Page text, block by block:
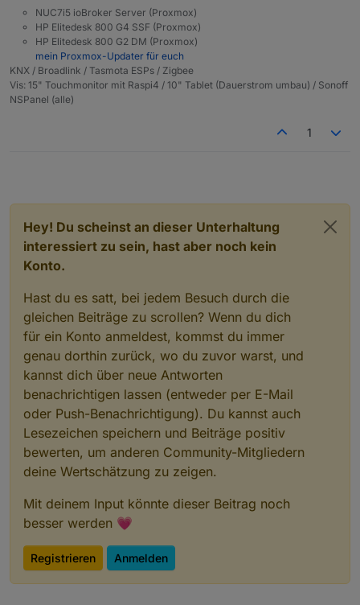
NUC7i5 ioBroker Server (Proxmox)
HP Elitedesk 800 G4 SSF (Proxmox)
HP Elitedesk 800 G2 DM (Proxmox)
mein Proxmox-Updater für euch
KNX / Broadlink / Tasmota ESPs / Zigbee
Vis: 15" Touchmonitor mit Raspi4 / 10" Tablet (Dauerstrom umbau) / Sonoff
NSPanel (alle)
1
Hey! Du scheinst an dieser Unterhaltung
interessiert zu sein, hast aber noch kein
Konto.
Hast du es satt, bei jedem Besuch durch die
gleichen Beiträge zu scrollen? Wenn du dich
für ein Konto anmeldest, kommst du immer
genau dorthin zurück, wo du zuvor warst, und
kannst dich über neue Antworten
benachrichtigen lassen (entweder per E-Mail
oder Push-Benachrichtigung). Du kannst auch
Lesezeichen speichern und Beiträge positiv
bewerten, um anderen Community-Mitgliedern
deine Wertschätzung zu zeigen.
Mit deinem Input könnte dieser Beitrag noch
besser werden 💗
Registrieren Anmelden